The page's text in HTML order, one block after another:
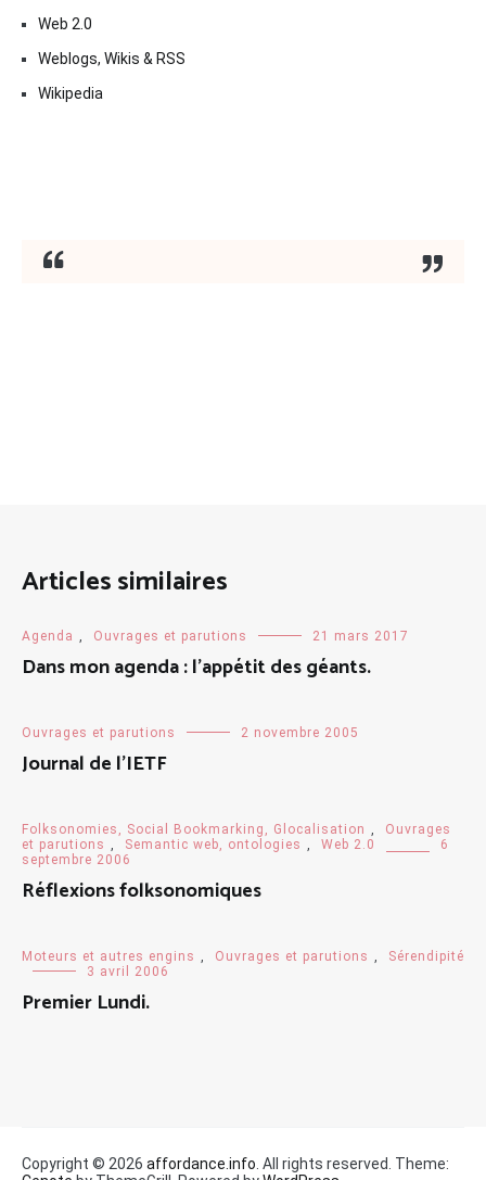
Web 2.0
Weblogs, Wikis & RSS
Wikipedia
Articles similaires
Agenda , Ouvrages et parutions 21 mars 2017
Dans mon agenda : l’appétit des géants.
Ouvrages et parutions 2 novembre 2005
Journal de l’IETF
Folksonomies, Social Bookmarking, Glocalisation ,
Ouvrages
et parutions , Semantic web, ontologies , Web 2.0
6
septembre 2006
Réflexions folksonomiques
Moteurs et autres engins , Ouvrages et parutions ,
Sérendipité
3 avril 2006
Premier Lundi.
Copyright © 2026 affordance.info. All rights reserved. Theme: